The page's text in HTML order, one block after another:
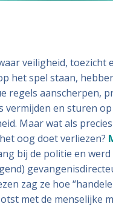
veiligheid, toezicht
het spel staan,
regels aanscherpen,
vermijden en sturen op
Maar wat als
oog doet verliezen?
bij de politie en werd
zag ze hoe
met de menselijke